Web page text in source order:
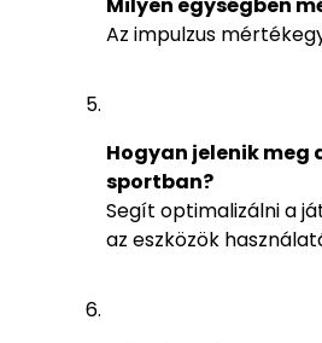
Milyen egységben
Az impulzus
Hogyan jelenik meg
sportban?
Segít optimalizálni a
az eszközök